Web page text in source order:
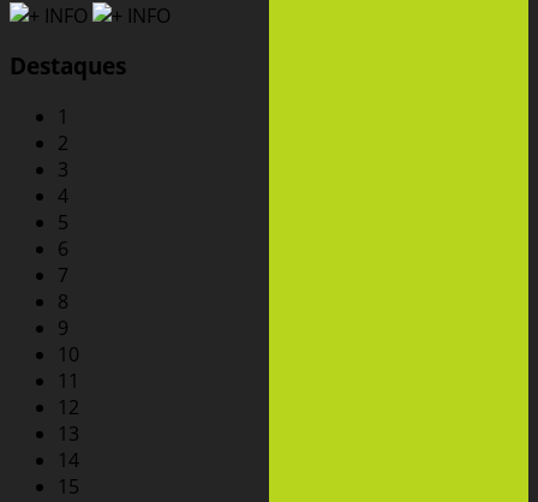
Destaques
1
2
3
4
5
6
7
8
9
10
11
12
13
14
15